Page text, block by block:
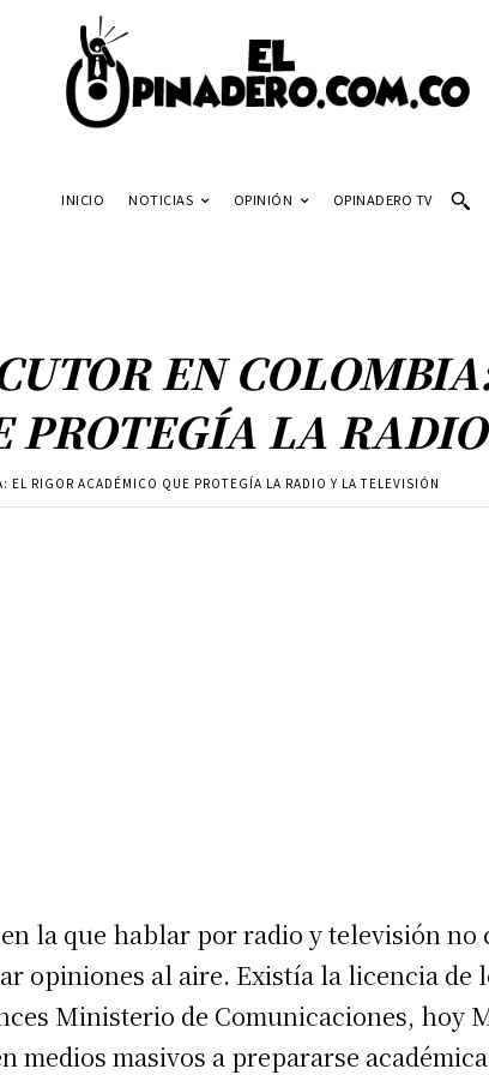
INICIO NOTICIAS OPINIÓN OPINADERO TV
EN
PROTEGÍA LA
RIGOR ACADÉMICO QUE PROTEGÍA LA RADIO Y LA TELEVISIÓN
la que hablar por radio y televisión
opiniones al aire. Existía la licencia de
Ministerio de Comunicaciones, hoy
medios masivos a prepararse